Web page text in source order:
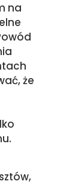
na
że